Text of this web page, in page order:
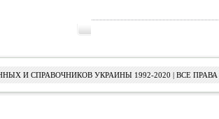
И СПРАВОЧНИКОВ УКРАИНЫ 1992-2020 | ВСЕ